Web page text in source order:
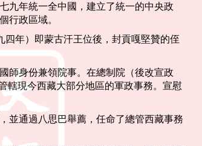
九年統一全中國，建立了統一的中央政
行政區域。
年）即蒙古汗王位後，封貢嘎堅贊的侄
師身份兼領院事。在總制院（後改宣政
轄現今西藏大部分地區的軍政事務。宣慰
並通過八思巴舉薦，任命了總管西藏事務